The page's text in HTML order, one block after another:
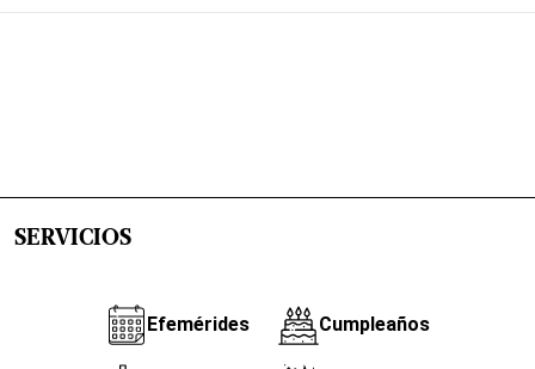
SERVICIOS
Efemérides Cumpleaños